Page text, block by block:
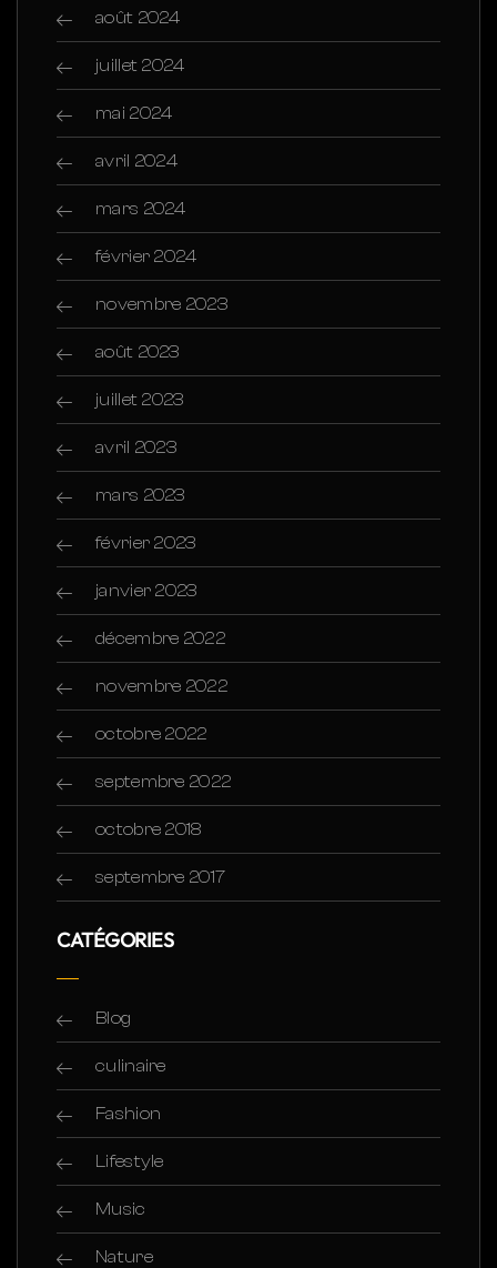
août 2024
juillet 2024
mai 2024
avril 2024
mars 2024
février 2024
novembre 2023
août 2023
juillet 2023
avril 2023
mars 2023
février 2023
janvier 2023
décembre 2022
novembre 2022
octobre 2022
septembre 2022
octobre 2018
septembre 2017
CATÉGORIES
Blog
culinaire
Fashion
Lifestyle
Music
Nature